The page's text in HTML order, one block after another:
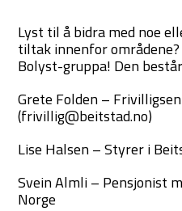
Lyst til å bidra med noe
tiltak innenfor
Bolyst-gruppa! Den
Grete Folden –
(frivillig@beitstad.no)
Lise Halsen – Styrer i
Svein Almli – Pensjonist
Norge